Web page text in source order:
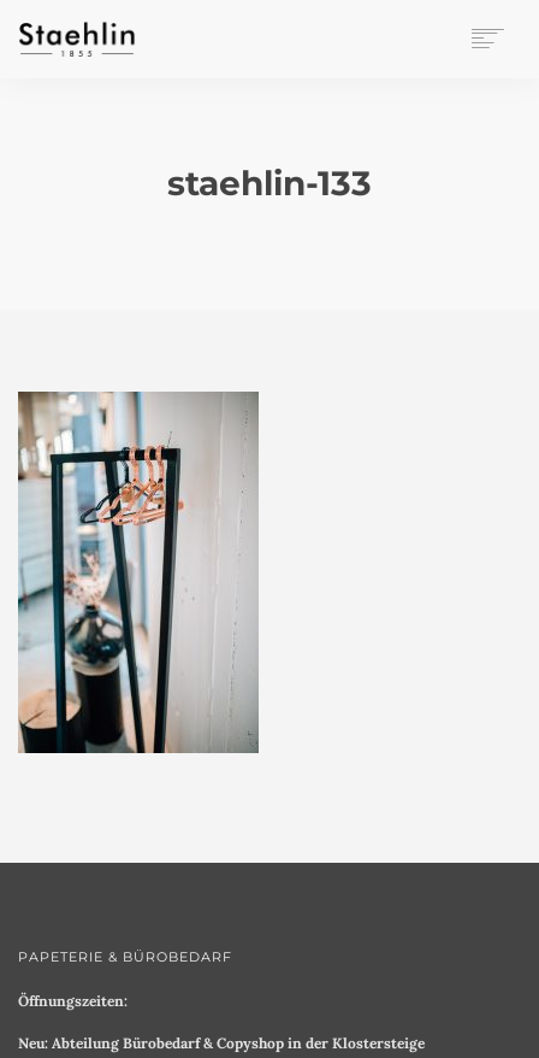
staehlin-133
PAPETERIE & BÜROBEDARF
Öffnungszeiten:
Neu: Abteilung Bürobedarf & Copyshop in der Klostersteige